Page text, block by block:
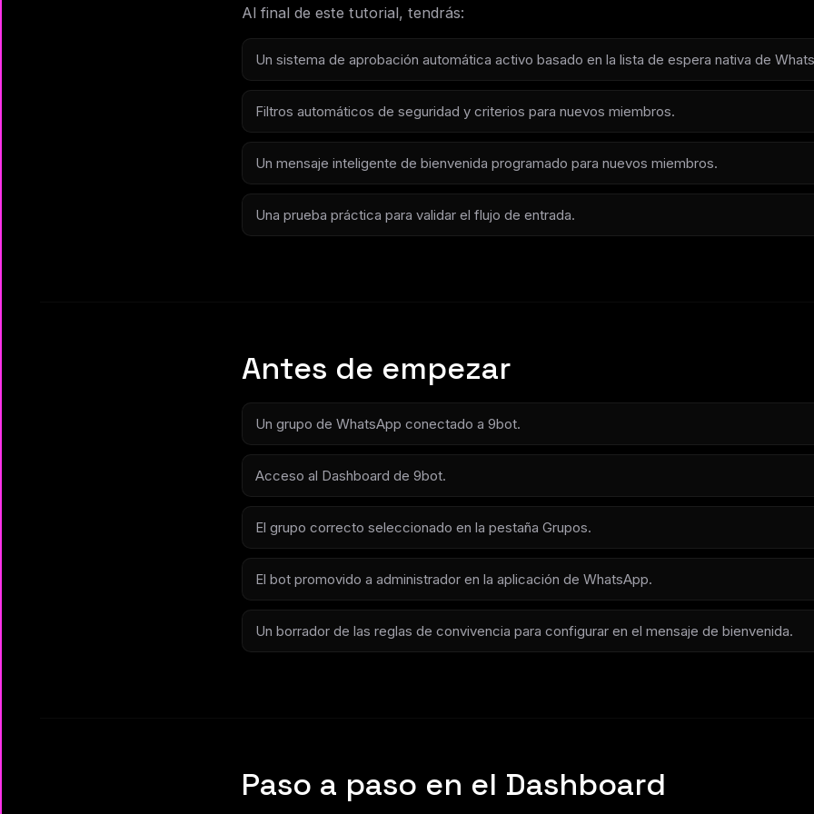
Al final de este tutorial, tendrás:
Un sistema de aprobación automática activo basado en la lista de espera nativa de
Filtros automáticos de seguridad y criterios para nuevos miembros.
Un mensaje inteligente de bienvenida programado para nuevos miembros.
Una prueba práctica para validar el flujo de entrada.
Antes de empezar
Un grupo de WhatsApp conectado a 9bot.
Acceso al Dashboard de 9bot.
El grupo correcto seleccionado en la pestaña Grupos.
El bot promovido a administrador en la aplicación de WhatsApp.
Un borrador de las reglas de convivencia para configurar en el mensaje de bienvenida.
Paso a paso en el Dashboard